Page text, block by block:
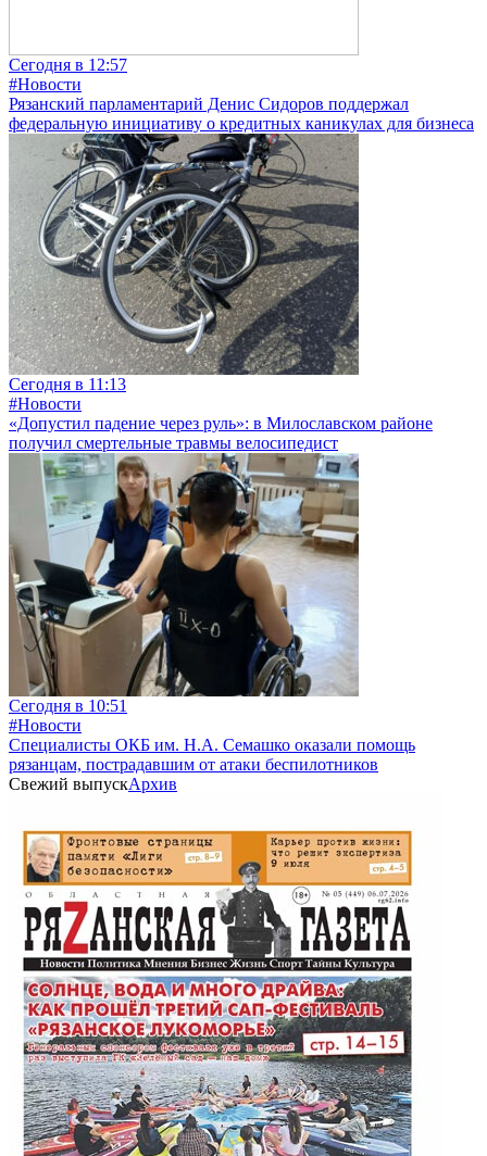
Сегодня в 12:57
#Новости
Рязанский парламентарий Денис Сидоров поддержал
федеральную инициативу о кредитных каникулах для бизнеса
Сегодня в 11:13
#Новости
«Допустил падение через руль»: в Милославском районе
получил смертельные травмы велосипедист
Сегодня в 10:51
#Новости
Специалисты ОКБ им. Н.А. Семашко оказали помощь
рязанцам, пострадавшим от атаки беспилотников
Свежий выпускАрхив